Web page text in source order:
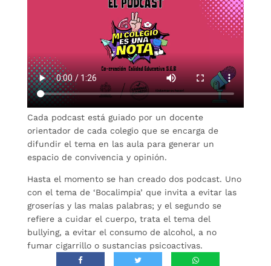
Cada podcast está guiado por un docente
orientador de cada colegio que se encarga de
difundir el tema en las aula para generar un
espacio de convivencia y opinión.
Hasta el momento se han creado dos podcast. Uno
con el tema de ‘Bocalimpia’ que invita a evitar las
groserías y las malas palabras; y el segundo se
refiere a cuidar el cuerpo, trata el tema del
bullying, a evitar el consumo de alcohol, a no
fumar cigarrillo o sustancias psicoactivas.